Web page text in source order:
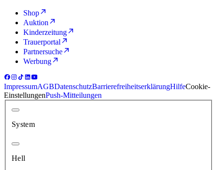
Shop
Auktion
Kinderzeitung
Trauerportal
Partnersuche
Werbung
ImpressumAGBDatenschutzBarrierefreiheitserklärungHilfeCookie-
EinstellungenPush-Mitteilungen
System
Hell